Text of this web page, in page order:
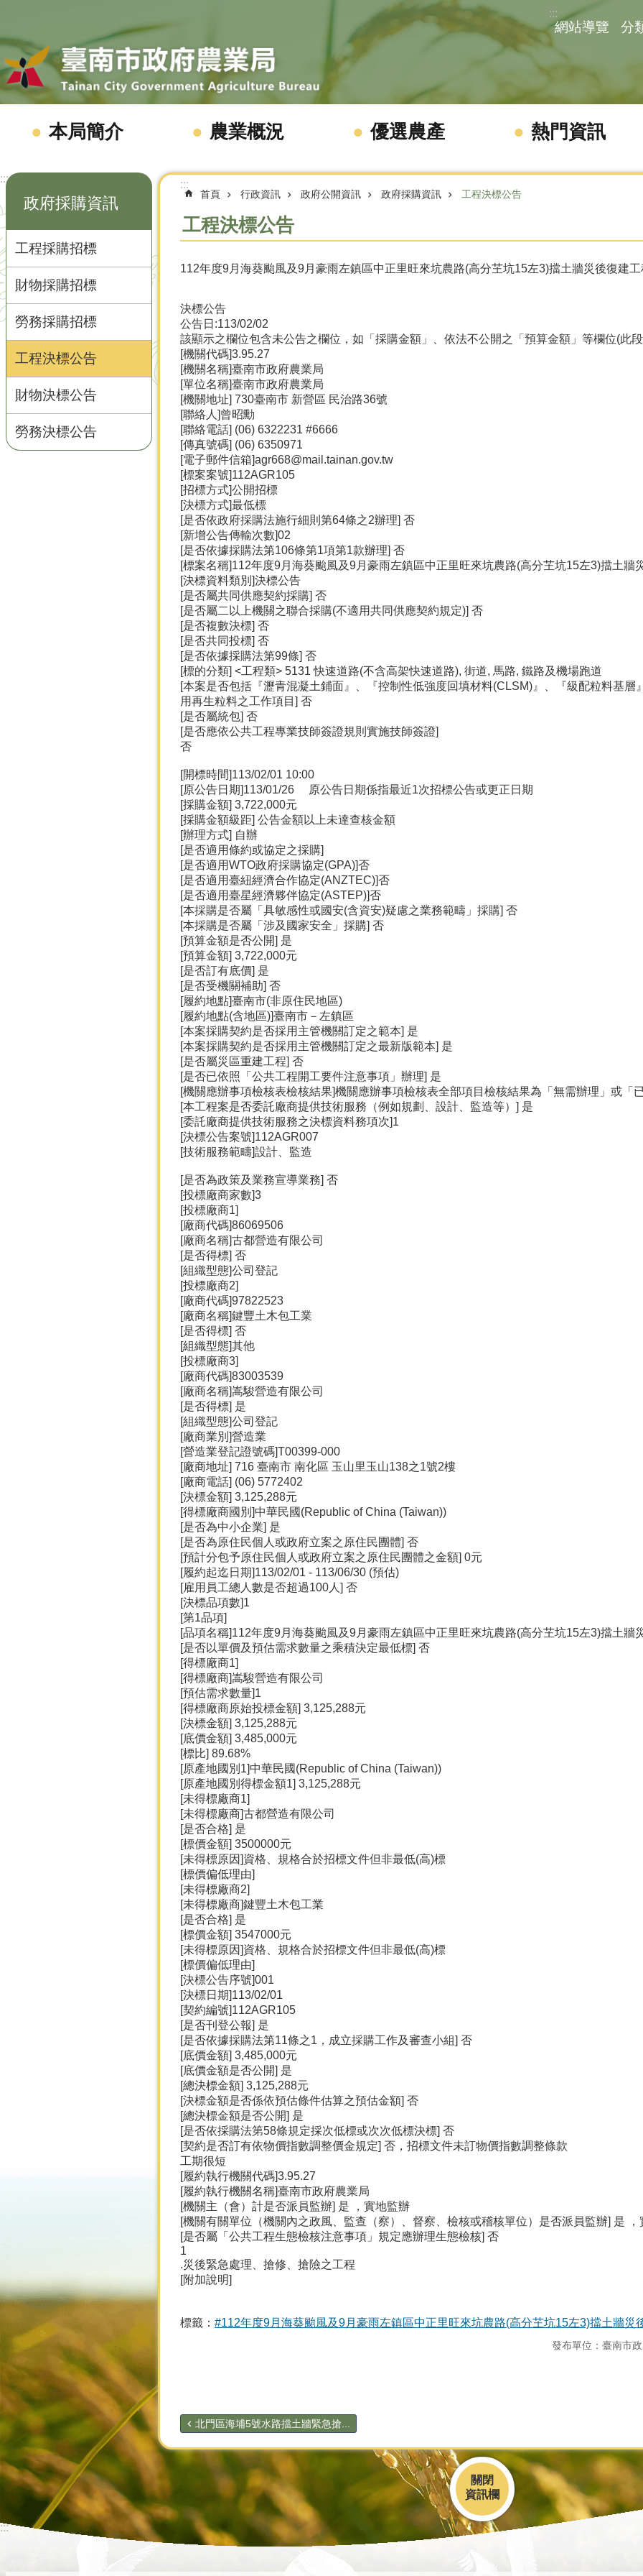
:::
網站導覽 分
本局簡介 農業概況 優選農產 熱門資訊
:::
政府採購資訊
工程採購招標
財物採購招標
勞務採購招標
工程決標公告
財物決標公告
勞務決標公告
:::
首頁 行政資訊 政府公開資訊 政府採購資訊 工程決標公告
工程決標公告
112年度9月海葵颱風及9月豪雨左鎮區中正里旺來坑農路(高分芏坑15左3)擋土牆災後復建工
決標公告
公告日:113/02/02
該顯示之欄位包含未公告之欄位，如「採購金額」、依法不公開之「預算金額」等欄位(此
[機關代碼]3.95.27
[機關名稱]臺南市政府農業局
[單位名稱]臺南市政府農業局
[機關地址] 730臺南市 新營區 民治路36號
[聯絡人]曾昭勳
[聯絡電話] (06) 6322231 #6666
[傳真號碼] (06) 6350971
[電子郵件信箱]agr668@mail.tainan.gov.tw
[標案案號]112AGR105
[招標方式]公開招標
[決標方式]最低標
[是否依政府採購法施行細則第64條之2辦理] 否
[新增公告傳輸次數]02
[是否依據採購法第106條第1項第1款辦理] 否
[標案名稱]112年度9月海葵颱風及9月豪雨左鎮區中正里旺來坑農路(高分芏坑15左3)擋土牆
[決標資料類別]決標公告
[是否屬共同供應契約採購] 否
[是否屬二以上機關之聯合採購(不適用共同供應契約規定)] 否
[是否複數決標] 否
[是否共同投標] 否
[是否依據採購法第99條] 否
[標的分類] <工程類> 5131 快速道路(不含高架快速道路), 街道, 馬路, 鐵路及機場跑道
[本案是否包括『瀝青混凝土鋪面』、『控制性低強度回填材料(CLSM)』、『級配粒料基
用再生粒料之工作項目] 否
[是否屬統包] 否
[是否應依公共工程專業技師簽證規則實施技師簽證]
否
[開標時間]113/02/01 10:00
[原公告日期]113/01/26 原公告日期係指最近1次招標公告或更正日期
[採購金額] 3,722,000元
[採購金額級距] 公告金額以上未達查核金額
[辦理方式] 自辦
[是否適用條約或協定之採購]
[是否適用WTO政府採購協定(GPA)]否
[是否適用臺紐經濟合作協定(ANZTEC)]否
[是否適用臺星經濟夥伴協定(ASTEP)]否
[本採購是否屬「具敏感性或國安(含資安)疑慮之業務範疇」採購] 否
[本採購是否屬「涉及國家安全」採購] 否
[預算金額是否公開] 是
[預算金額] 3,722,000元
[是否訂有底價] 是
[是否受機關補助] 否
[履約地點]臺南市(非原住民地區)
[履約地點(含地區)]臺南市－左鎮區
[本案採購契約是否採用主管機關訂定之範本] 是
[本案採購契約是否採用主管機關訂定之最新版範本] 是
[是否屬災區重建工程] 否
[是否已依照「公共工程開工要件注意事項」辦理] 是
[機關應辦事項檢核表檢核結果]機關應辦事項檢核表全部項目檢核結果為「無需辦理」或「
[本工程案是否委託廠商提供技術服務（例如規劃、設計、監造等）] 是
[委託廠商提供技術服務之決標資料務項次]1
[決標公告案號]112AGR007
[技術服務範疇]設計、監造
[是否為政策及業務宣導業務] 否
[投標廠商家數]3
[投標廠商1]
[廠商代碼]86069506
[廠商名稱]古都營造有限公司
[是否得標] 否
[組織型態]公司登記
[投標廠商2]
[廠商代碼]97822523
[廠商名稱]鍵豐土木包工業
[是否得標] 否
[組織型態]其他
[投標廠商3]
[廠商代碼]83003539
[廠商名稱]嵩駿營造有限公司
[是否得標] 是
[組織型態]公司登記
[廠商業別]營造業
[營造業登記證號碼]T00399-000
[廠商地址] 716 臺南市 南化區 玉山里玉山138之1號2樓
[廠商電話] (06) 5772402
[決標金額] 3,125,288元
[得標廠商國別]中華民國(Republic of China (Taiwan))
[是否為中小企業] 是
[是否為原住民個人或政府立案之原住民團體] 否
[預計分包予原住民個人或政府立案之原住民團體之金額] 0元
[履約起迄日期]113/02/01 - 113/06/30 (預估)
[雇用員工總人數是否超過100人] 否
[決標品項數]1
[第1品項]
[品項名稱]112年度9月海葵颱風及9月豪雨左鎮區中正里旺來坑農路(高分芏坑15左3)擋土牆
[是否以單價及預估需求數量之乘積決定最低標] 否
[得標廠商1]
[得標廠商]嵩駿營造有限公司
[預估需求數量]1
[得標廠商原始投標金額] 3,125,288元
[決標金額] 3,125,288元
[底價金額] 3,485,000元
[標比] 89.68%
[原產地國別1]中華民國(Republic of China (Taiwan))
[原產地國別得標金額1] 3,125,288元
[未得標廠商1]
[未得標廠商]古都營造有限公司
[是否合格] 是
[標價金額] 3500000元
[未得標原因]資格、規格合於招標文件但非最低(高)標
[標價偏低理由]
[未得標廠商2]
[未得標廠商]鍵豐土木包工業
[是否合格] 是
[標價金額] 3547000元
[未得標原因]資格、規格合於招標文件但非最低(高)標
[標價偏低理由]
[決標公告序號]001
[決標日期]113/02/01
[契約編號]112AGR105
[是否刊登公報] 是
[是否依據採購法第11條之1，成立採購工作及審查小組] 否
[底價金額] 3,485,000元
[底價金額是否公開] 是
[總決標金額] 3,125,288元
[決標金額是否係依預估條件估算之預估金額] 否
[總決標金額是否公開] 是
[是否依採購法第58條規定採次低標或次次低標決標] 否
[契約是否訂有依物價指數調整價金規定] 否，招標文件未訂物價指數調整條款
工期很短
[履約執行機關代碼]3.95.27
[履約執行機關名稱]臺南市政府農業局
[機關主（會）計是否派員監辦] 是 ，實地監辦
[機關有關單位（機關內之政風、監查（察）、督察、檢核或稽核單位）是否派員監辦] 是 ，
[是否屬「公共工程生態檢核注意事項」規定應辦理生態檢核] 否
1
.災後緊急處理、搶修、搶險之工程
[附加說明]
標籤： #112年度9月海葵颱風及9月豪雨左鎮區中正里旺來坑農路(高分芏坑15左3)擋土牆災
發布單位：臺南市
北門區海埔5號水路擋土牆緊急搶...
關閉
:::